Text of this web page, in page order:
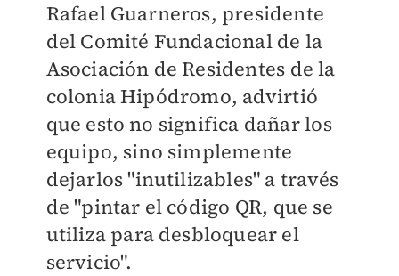
Rafael Guarneros, presidente
del Comité Fundacional de la
Asociación de Residentes de la
colonia Hipódromo, advirtió
que esto no significa dañar los
equipo, sino simplemente
dejarlos "inutilizables" a través
de "pintar el código QR, que se
utiliza para desbloquear el
servicio".